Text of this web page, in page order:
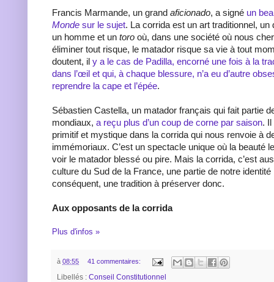
Francis Marmande, un grand aficionado, a signé un
Monde sur le sujet. La corrida est un art traditionnel, un
un homme et un toro où, dans une société où nous
éliminer tout risque, le matador risque sa vie à tout
doutent, il y a le cas de Padilla, encorné une fois à la
dans l’œil et qui, à chaque blessure, n’a eu d’autre
reprendre la cape et l’épée.
Sébastien Castella, un matador français qui fait partie
mondiaux, a reçu plus d’un coup de corne par saison. Il
primitif et mystique dans la corrida qui nous renvoie à
immémoriaux. C’est un spectacle unique où la beauté
voir le matador blessé ou pire. Mais la corrida, c’est
culture du Sud de la France, une partie de notre identité
conséquent, une tradition à préserver donc.
Aux opposants de la corrida
Plus d'infos »
à 08:55 41 commentaires:
Libellés : Conseil Constitutionnel